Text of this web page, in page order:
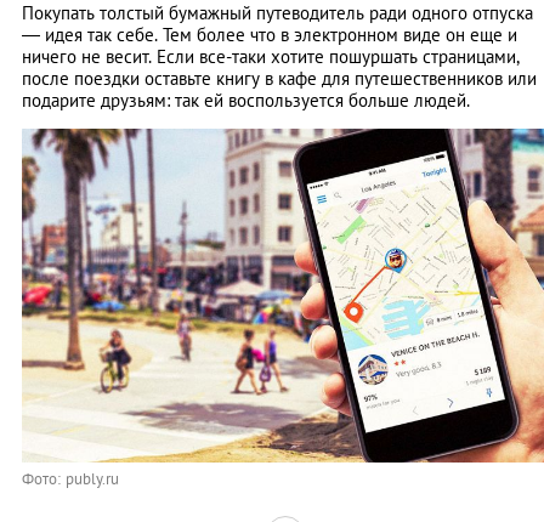
Покупать толстый бумажный путеводитель ради одного отпуска
— идея так себе. Тем более что в электронном виде он еще и
ничего не весит. Если все-таки хотите пошуршать страницами,
после поездки оставьте книгу в кафе для путешественников или
подарите друзьям: так ей воспользуется больше людей.
Фото: publy.ru